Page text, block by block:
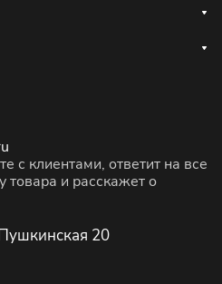
с клиентами, ответит на все
товара и расскажет о
20